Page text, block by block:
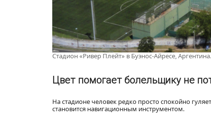
Стадион «Ривер Плейт» в Буэнос-Айресе,
Цвет помогает болельщику не
На стадионе человек редко просто спокойно
становится навигационным инструментом.